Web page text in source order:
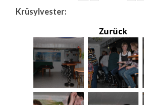
Krüsylvester:
Zurück